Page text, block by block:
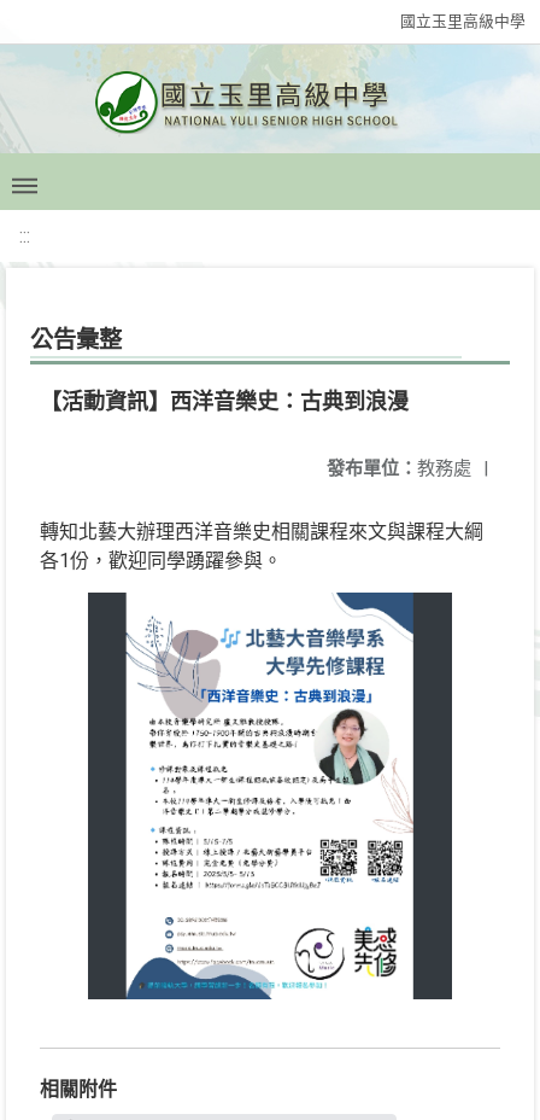
國立玉里高級中學
:::
公告彙整
【活動資訊】西洋音樂史：古典到浪漫
發布單位： 教務處 |
轉知北藝大辦理西洋音樂史相關課程來文與課程大綱
各1份，歡迎同學踴躍參與。
相關附件